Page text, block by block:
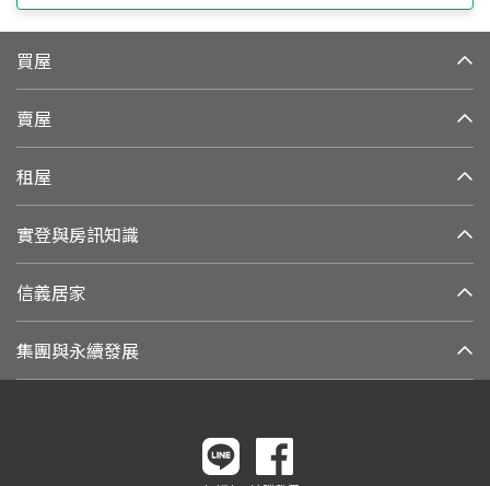
買屋
賣屋
租屋
實登與房訊知識
信義居家
集團與永續發展